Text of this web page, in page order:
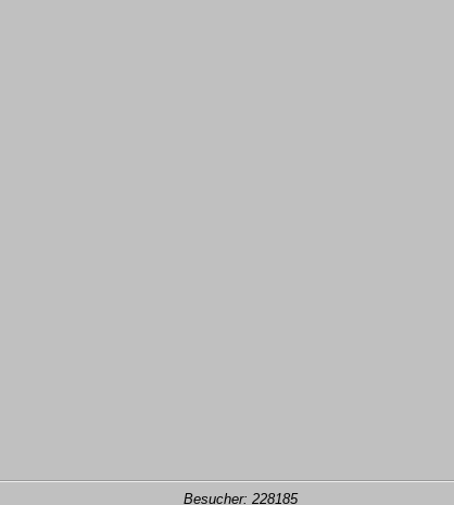
Besucher: 228185